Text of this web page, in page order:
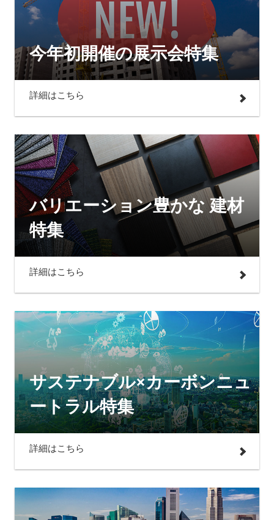
今年初開催の展示会特集
詳細はこちら
バリエーション豊かな 建材
特集
詳細はこちら
サステナブル×カーボンニュ
ートラル特集
詳細はこちら